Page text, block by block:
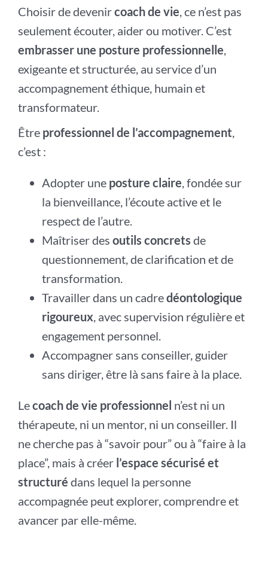
Choisir de devenircoach de vie, ce n’est pas
seulement écouter, aider ou motiver. C’est
embrasser une posture professionnelle,
exigeante et structurée, au service d’un
accompagnement éthique, humain et
transformateur.
Être professionnel de l’accompagnement,
c’est :
Adopter une posture claire, fondée sur
la bienveillance, l’écoute active et le
respect de l’autre.
Maîtriser des outils concrets de
questionnement, de clarification et de
transformation.
Travailler dans un cadredéontologique
rigoureux, avec supervision régulière et
engagement personnel.
Accompagner sans conseiller, guider
sans diriger, être là sans faire à la place.
Lecoach de vie professionnel n’est ni un
thérapeute, ni un mentor, ni un conseiller. Il
ne cherche pas à “savoir pour” ou à “faire à la
place”, mais à créer l’espace sécurisé et
structuré dans lequel la personne
accompagnée peut explorer, comprendre et
avancer par elle-même.